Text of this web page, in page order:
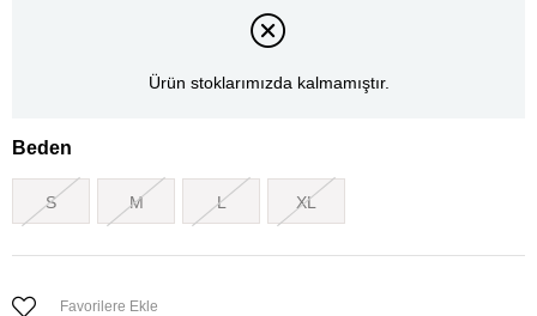
Ürün stoklarımızda kalmamıştır.
Beden
S M L XL
Favorilere Ekle